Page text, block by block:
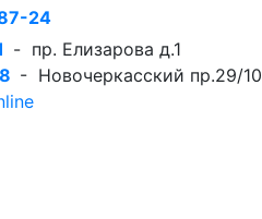
24
- пр. Елизарова д.1
- Новочеркасский пр.29/10